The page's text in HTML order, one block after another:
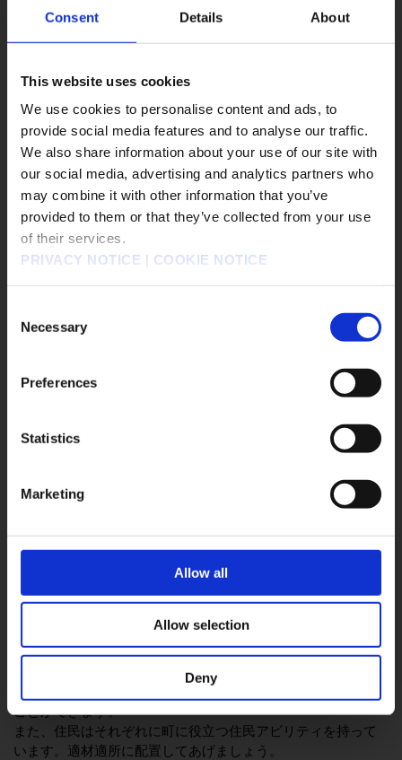
Consent Details About
This website uses cookies
We use cookies to personalise content and ads, to
provide social media features and to analyse our traffic.
We also share information about your use of our site with
our social media, advertising and analytics partners who
may combine it with other information that you’ve
provided to them or that they’ve collected from your use
of their services.
PRIVACY NOTICE | COOKIE NOTICE
Selection
Necessary
Preferences
Statistics
Marketing
Allow all
Allow selection
Deny
せるやり手の商人。
少年のような外見に侮
冷静な判断力と確か
な"目"を持ち、小さな
商機も見逃さない。
タウンビルド
町を復興させていけば、様々な施設を作ることができます。
料理が作れる「拠点」、様々な素材や収穫できる「畑」や
「牧場」に加え、「商店」を建てれば、旅先で仕入れた情報
で商品のラインナップが増えたり、特別な交易品を入手する
ことができます。
また、住民はそれぞれに町に役立つ住民アビリティを持って
います。適材適所に配置してあげましょう。
販売エリアを選択してください。
Please select a sales area.